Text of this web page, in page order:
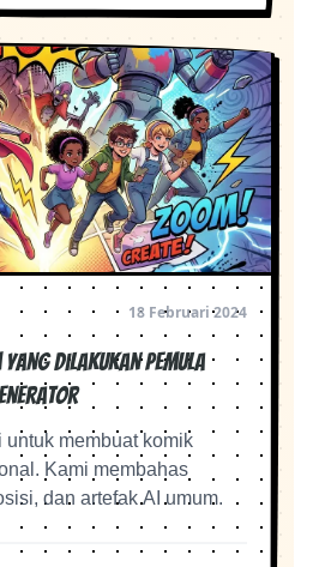
18 Februari 2024
yang Dilakukan Pemula
membuat komik
Kami membahas
dan artefak AI umum.